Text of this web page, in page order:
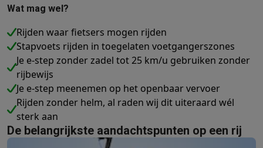
Randapparatuur TV
Speakers SpeakersBluetooth speakersSmart speakers
Muziek in huis Radio's & wekkersPlatenspelersHifi-ketens
NavigatieDashcams GPSCoyoteGPS accessoires
TV & audio accessoires
Fototoestellen
Digitale camera's Instant camera's
Canon
Video
GoPro Action cams
Camcorder
Foto accessoires
CameratassenFlitsers & filters SD-kaarten
Telefonie & smartwatches
Wat mag wel?
Rijden waar fietsers mogen rijden
Stapvoets rijden in toegelaten voetgangerszones
Je e-step zonder zadel tot 25 km/u gebruiken zonder
rijbewijs
Je e-step meenemen op het openbaar vervoer
Rijden zonder helm, al raden wij dit uiteraard wél
sterk aan
De belangrijkste aandachtspunten op een rij